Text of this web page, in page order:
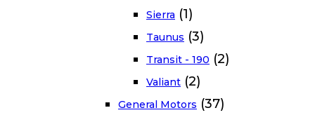
Sierra (1)
Taunus (3)
Transit - 190 (2)
Valiant (2)
General Motors (37)